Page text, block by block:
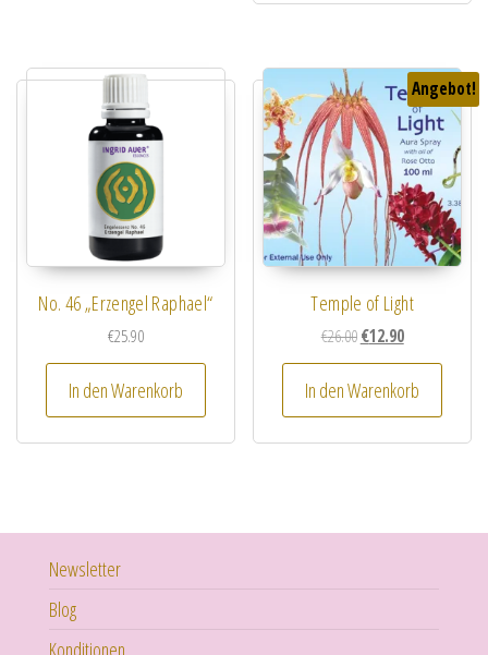
No. 46 „Erzengel Raphael“
€25.90
In den Warenkorb
Angebot!
Temple of Light
€26.00 Ursprünglicher Preis
€12.90Aktueller Preis
In den Warenkorb
Newsletter
Blog
Konditionen